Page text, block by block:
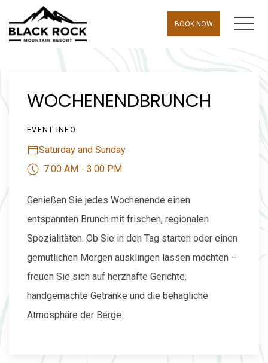
BOOK NOW MENU
WOCHENENDBRUNCH
EVENT INFO
Saturday and Sunday
7:00 AM - 3:00 PM
Genießen Sie jedes Wochenende einen
entspannten Brunch mit frischen, regionalen
Spezialitäten. Ob Sie in den Tag starten oder einen
gemütlichen Morgen ausklingen lassen möchten –
freuen Sie sich auf herzhafte Gerichte,
handgemachte Getränke und die behagliche
Atmosphäre der Berge.